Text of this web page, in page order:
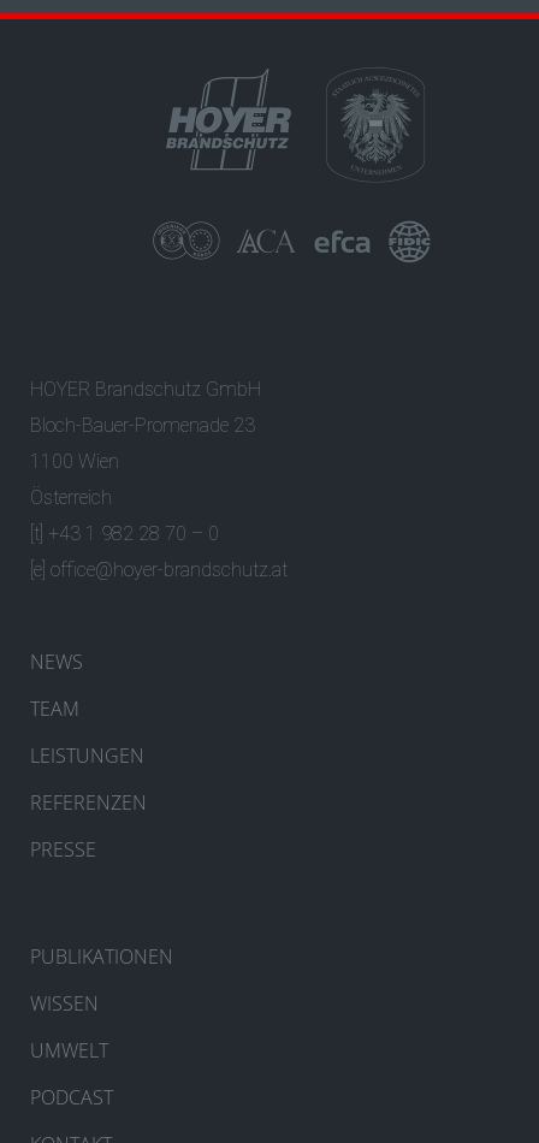
HOYER Brandschutz GmbH
Bloch-Bauer-Promenade 23
1100 Wien
Österreich
[t] +43 1 982 28 70 – 0
[e] office@hoyer-brandschutz.at
NEWS
TEAM
LEISTUNGEN
REFERENZEN
PRESSE
PUBLIKATIONEN
WISSEN
UMWELT
PODCAST